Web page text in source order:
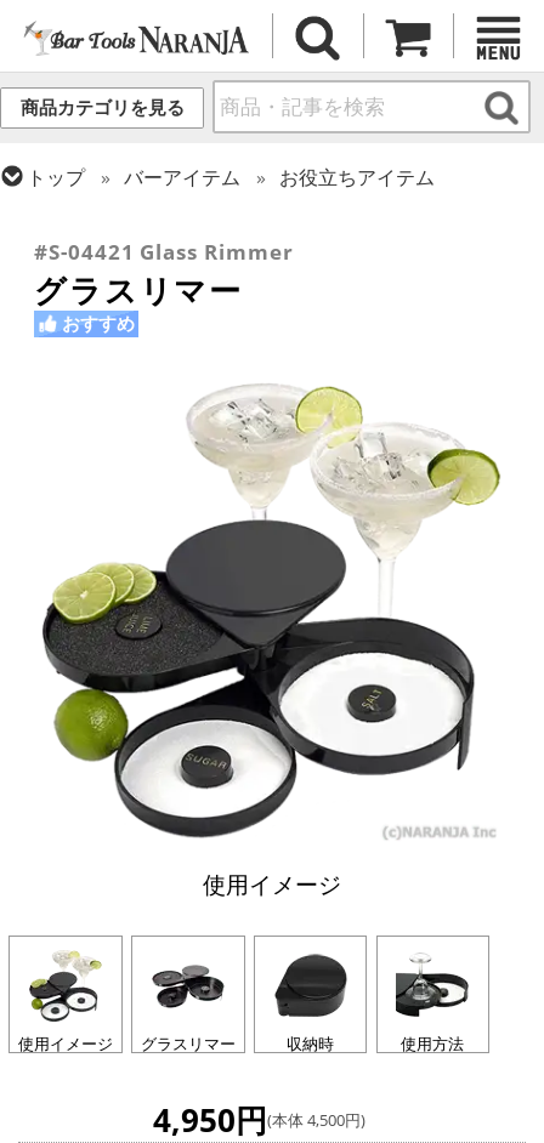
商品カテゴリを見る
トップ バーアイテム
お役立ちアイテム
#S-04421 Glass Rimmer
グラスリマー
おすすめ
使用イメージ
使用イメージ グラスリマー 収納時 使用方法
4,950円(本体 4,500円)